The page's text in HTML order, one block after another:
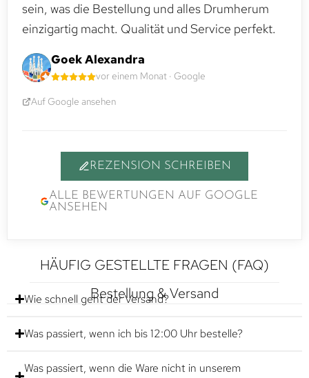
sein, was die Bestellung und alles Drumherum
einzigartig macht. Qualität und Service perfekt.
Goek Alexandra
vor einem Monat · Google
Auf Google ansehen
REZENSION SCHREIBEN
ALLE BEWERTUNGEN AUF GOOGLE
ANSEHEN
HÄUFIG GESTELLTE FRAGEN (FAQ)
Bestellung & Versand
Wie schnell geht der Versand?
Was passiert, wenn ich bis 12:00 Uhr bestelle?
Was passiert, wenn die Ware nicht in unserem